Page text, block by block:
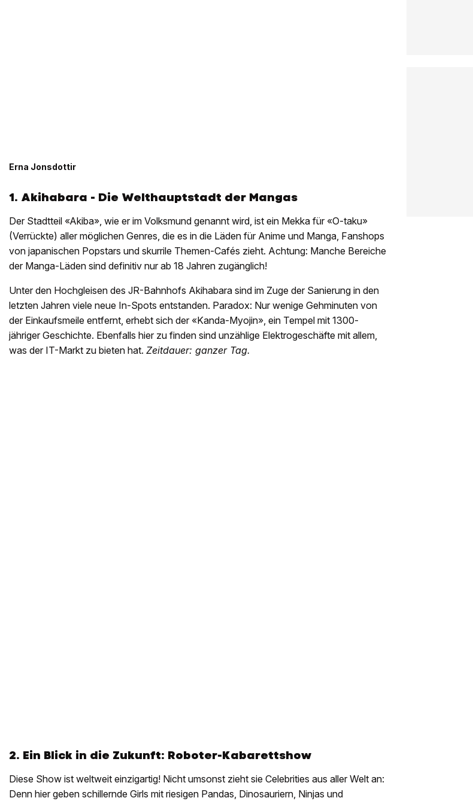
Erna Jonsdottir
1. Akihabara - Die Welthauptstadt der Mangas
Der Stadtteil «Akiba», wie er im Volksmund genannt wird, ist ein Mekka für «O-taku»
(Verrückte) aller möglichen Genres, die es in die Läden für Anime und Manga, Fanshops
von japanischen Popstars und skurrile Themen-Cafés zieht. Achtung: Manche Bereiche
der Manga-Läden sind definitiv nur ab 18 Jahren zugänglich!
Unter den Hochgleisen des JR-Bahnhofs Akihabara sind im Zuge der Sanierung in den
letzten Jahren viele neue In-Spots entstanden. Paradox: Nur wenige Gehminuten von
der Einkaufsmeile entfernt, erhebt sich der «Kanda-Myojin», ein Tempel mit 1300-
jähriger Geschichte. Ebenfalls hier zu finden sind unzählige Elektrogeschäfte mit allem,
was der IT-Markt zu bieten hat. Zeitdauer: ganzer Tag.
2. Ein Blick in die Zukunft: Roboter-Kabarettshow
Diese Show ist weltweit einzigartig! Nicht umsonst zieht sie Celebrities aus aller Welt an:
Denn hier geben schillernde Girls mit riesigen Pandas, Dinosauriern, Ninjas und